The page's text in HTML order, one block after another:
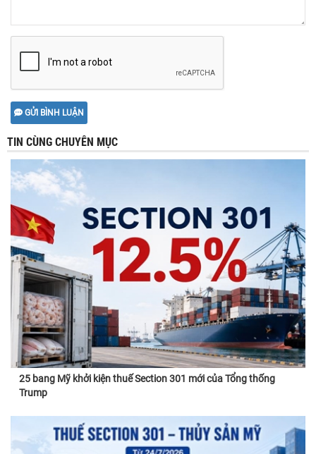
GỬI BÌNH LUẬN
TIN CÙNG CHUYÊN MỤC
25 bang Mỹ khởi kiện thuế Section 301 mới của Tổng thống
Trump